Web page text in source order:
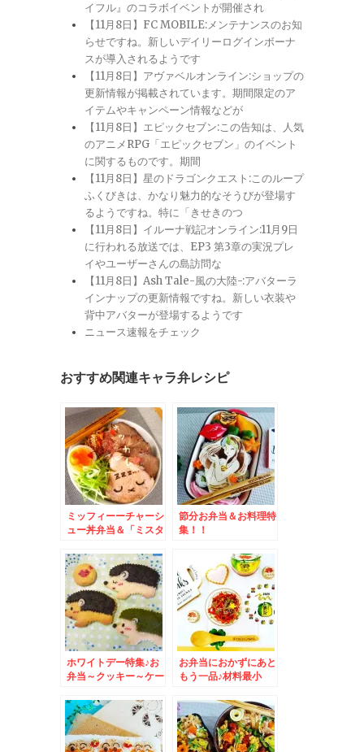
イフル』のコラボイベントが開催され
【11月8日】FC MOBILE:メンテナンスのお知
らせですね。新しいデイリーログインボーナ
スが導入されるようです
【11月8日】アヴァベルオンライン:ショップの
更新情報が掲載されています。期間限定のア
イテムやキャンペーン情報などが
【11月8日】エピックセブン:この告知は、人気
のアニメRPG「エピックセブン」のイベント
に関するものです。期間
【11月8日】星のドラゴンクエスト:このループ
ふくびきは、かなり魅力的なそうびが登場す
るようですね。特に「きせきのつ
【11月8日】イルーナ戦記オンライン:11月9日
に行われる放送では、EP3 第3章の実況プレ
イやユーザーさんの島訪問な
【11月8日】Ash Tale-風の大陸-:アバターラ
インナップの更新情報ですね。新しい衣装や
背中アバターが登場するようです
ニュース速報をチェック
おすすめ関連キャラ弁レシピ
ミッフィーーチャーシ
ュー丼弁当＆「ミスタ
店」「台湾フェア」＆
ショコラ祭り(*´艸`*)
(*´艸`*)(*´艸`*)
節分お弁当＆お料理特
集！！
ホワイトデー特集♪お
弁当～クッキー～ケー
じゃね？(・・?ｗｗｗ
お弁当におかずにあと
もう一品♪材料最小
シピ(*´艸`*)